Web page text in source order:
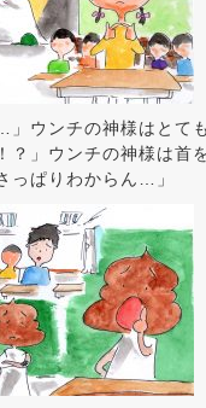
ウンチの神様はとて
？」ウンチの神様は首
っぱりわからん…」